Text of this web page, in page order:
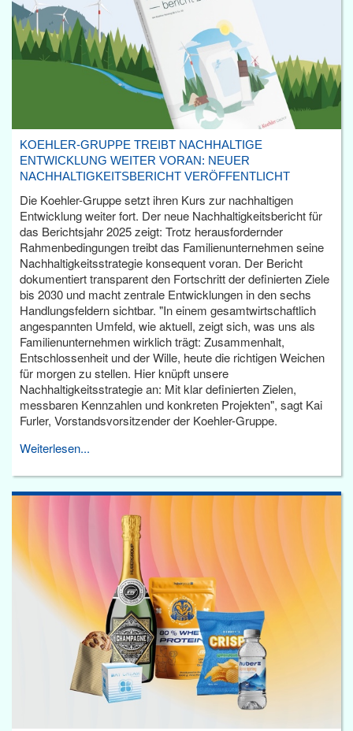
KOEHLER-GRUPPE TREIBT NACHHALTIGE
ENTWICKLUNG WEITER VORAN: NEUER
NACHHALTIGKEITSBERICHT VERÖFFENTLICHT
Die Koehler-Gruppe setzt ihren Kurs zur nachhaltigen
Entwicklung weiter fort. Der neue Nachhaltigkeitsbericht für
das Berichtsjahr 2025 zeigt: Trotz herausfordernder
Rahmenbedingungen treibt das Familienunternehmen seine
Nachhaltigkeitsstrategie konsequent voran. Der Bericht
dokumentiert transparent den Fortschritt der definierten Ziele
bis 2030 und macht zentrale Entwicklungen in den sechs
Handlungsfeldern sichtbar. "In einem gesamtwirtschaftlich
angespannten Umfeld, wie aktuell, zeigt sich, was uns als
Familienunternehmen wirklich trägt: Zusammenhalt,
Entschlossenheit und der Wille, heute die richtigen Weichen
für morgen zu stellen. Hier knüpft unsere
Nachhaltigkeitsstrategie an: Mit klar definierten Zielen,
messbaren Kennzahlen und konkreten Projekten", sagt Kai
Furler, Vorstandsvorsitzender der Koehler-Gruppe.
Weiterlesen...